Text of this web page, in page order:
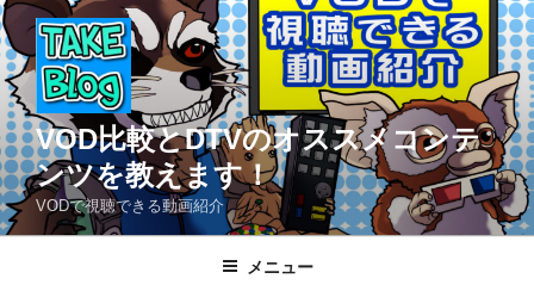
コ
ン
テ
ン
ツ
へ
ス
キ
ッ
VOD比較とDTVのオススメコンテ
ンツを教えます！
VODで視聴できる動画紹介
メニュー